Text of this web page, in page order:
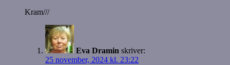
Kram///
Eva Dramin skriver:
25 november, 2024 kl. 23:22